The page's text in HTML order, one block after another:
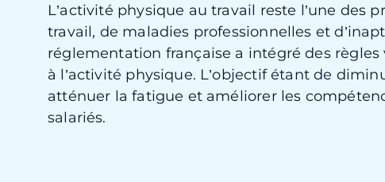
L’activité physique au travail reste l’une des
travail, de maladies professionnelles et
réglementation française a intégré des
à l’activité physique. L’objectif étant de
atténuer la fatigue et améliorer les
salariés.